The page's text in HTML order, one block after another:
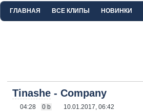
ГЛАВНАЯ ВСЕ КЛИПЫ НОВИНКИ
Tinashe - Company
04:28 0 b 10.01.2017, 06:42